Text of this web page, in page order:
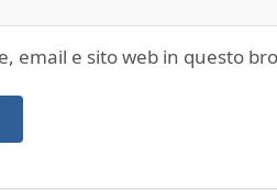
email e sito web in questo